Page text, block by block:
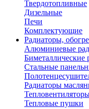
Твердотопливные
Дизельные
Печи
Комплектующие
Радиаторы,
Алюминиевые
Биметаллические
Стальные
Радиаторы
Тепловые пушки